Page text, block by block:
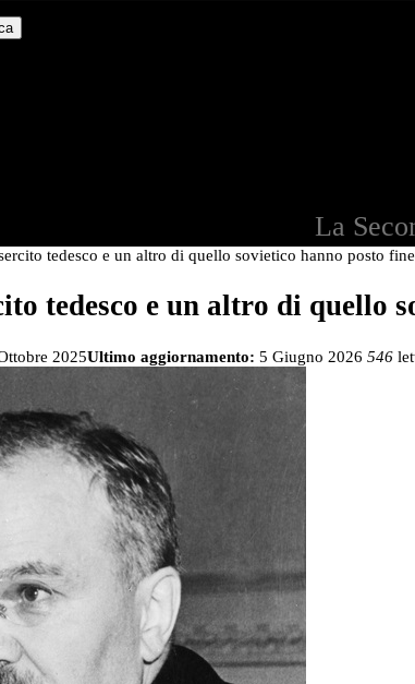
La
tedesco e un altro di quello sovietico hanno posto
tedesco e un altro di
2025Ultimo aggiornamento: 5 Giugno 2026 546